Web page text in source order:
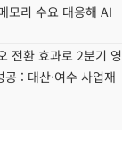
모리 수요 대응해 AI
전환 효과로 2분기 영
: 대산·여수 사업재